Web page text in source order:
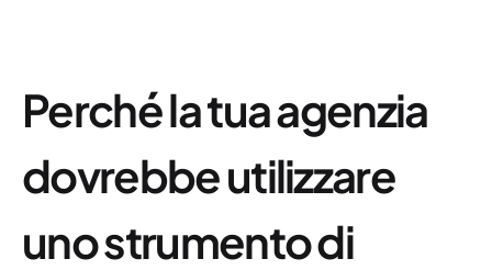
Perché la tua agenzia
dovrebbe utilizzare
uno strumento di